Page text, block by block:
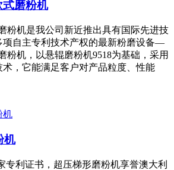
磨粉机
粉机是我公司新近推出具有国际先进技
项自主专利技术产权的最新粉磨设备—
粉机，以悬辊磨粉机9518为基础，采用
术，它能满足客户对产品粒度、性能
机
专利证书，超压梯形磨粉机享誉澳大利